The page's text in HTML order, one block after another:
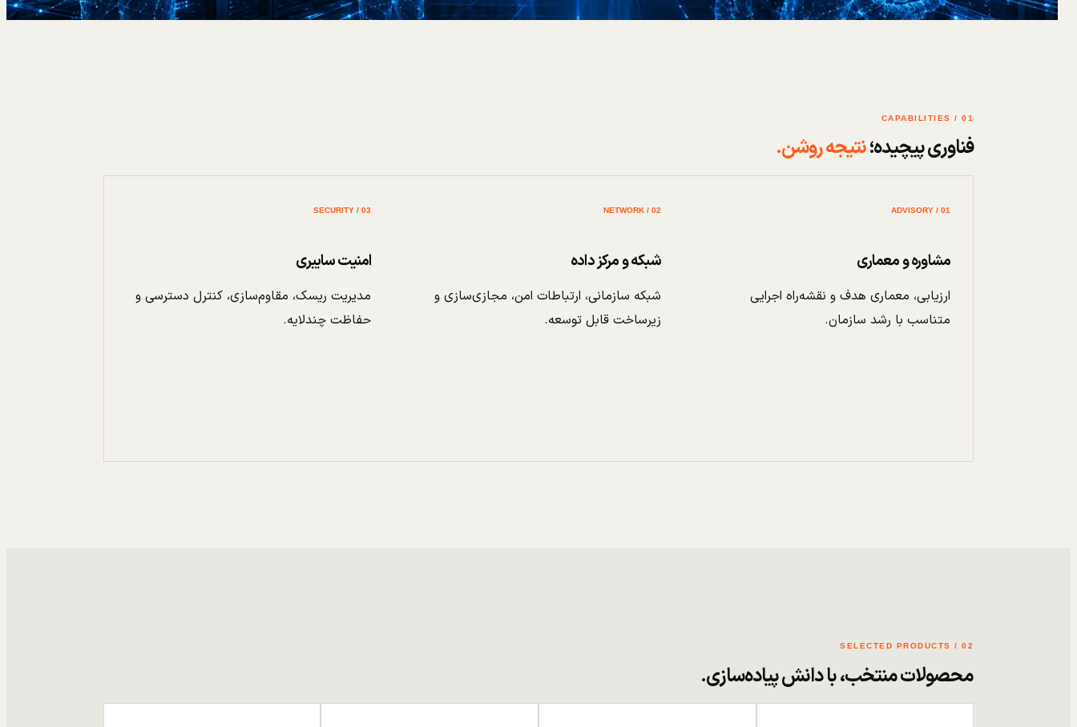
01 / CAPABILITIES
فناوری پیچیده؛نتیجه روشن.
01 / ADVISORY
مشاوره و معماری
ارزیابی، معماری هدف و نقشه‌راه اجرایی
متناسب با رشد سازمان.
02 / NETWORK
شبکه و مرکز داده
شبکه سازمانی، ارتباطات امن، مجازی‌سازی و
زیرساخت قابل توسعه.
03 / SECURITY
امنیت سایبری
مدیریت ریسک، مقاوم‌سازی، کنترل دسترسی و
حفاظت چندلایه.
02 / SELECTED PRODUCTS
محصولات منتخب، با دانش پیاده‌سازی.